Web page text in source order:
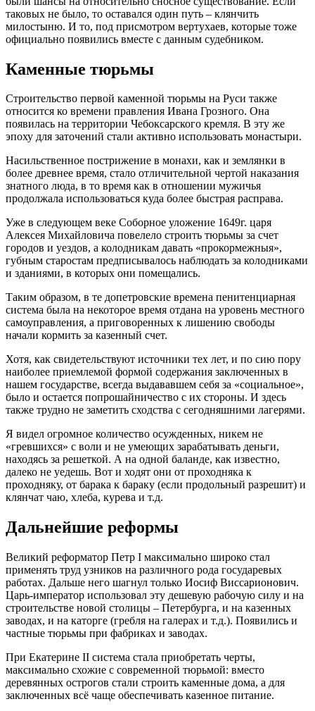
таковых не было, то оставался один путь – клянчить
милостыню. И то, под присмотром вертухаев, которые тоже
официально появились вместе с данным судебником.
Каменные тюрьмы
Строительство первой каменной тюрьмы на Руси также
относится ко времени правления Ивана Грозного. Она
появилась на территории Чебоксарского кремля. В эту же
эпоху для заточений стали активно использовать монастыри.
Насильственное пострижение в монахи, как и землянки в
более древнее время, стало отличительной чертой наказания
знатного люда, в то время как в отношении мужичья
продолжала использоваться куда более быстрая расправа.
Уже в следующем веке Соборное уложение 1649г. царя
Алексея Михайловича повелело строить тюрьмы за счет
городов и уездов, а колодникам давать «прокормежныя»,
губным старостам предписывалось наблюдать за колодниками
и зданиями, в которых они помещались.
Таким образом, в те допетровские времена пенитенциарная
система была на некоторое время отдана на уровень местного
самоуправления, а приговоренных к лишению свободы
начали кормить за казенный счет.
Хотя, как свидетельствуют источники тех лет, и по сию пору
наиболее приемлемой формой содержания заключенных в
нашем государстве, всегда выдававшем себя за «социальное»,
было и остается попрошайничество с их стороны. И здесь
также трудно не заметить сходства с сегодняшними лагерями.
Я видел огромное количество осужденных, никем не
«гревшихся» с воли и не умеющих зарабатывать деньги,
находясь за решеткой. А на одной баланде, как известно,
далеко не уедешь. Вот и ходят они от проходняка к
проходняку, от барака к бараку (если продольный разрешит) и
клянчат чаю, хлеба, курева и т.д.
Дальнейшие реформы
Великий реформатор Петр I максимально широко стал
применять труд узников на различного рода государевых
работах. Дальше него шагнул только Иосиф Виссарионович.
Царь-император использовал эту дешевую рабочую силу и на
строительстве новой столицы – Петербурга, и на казенных
заводах, и на каторге (гребля на галерах и т.д.). Появились и
частные тюрьмы при фабриках и заводах.
При Екатерине II система стала приобретать черты,
максимально схожие с современной тюрьмой: вместо
деревянных острогов стали строить каменные дома, а для
заключенных всё чаще обеспечивать казенное питание.